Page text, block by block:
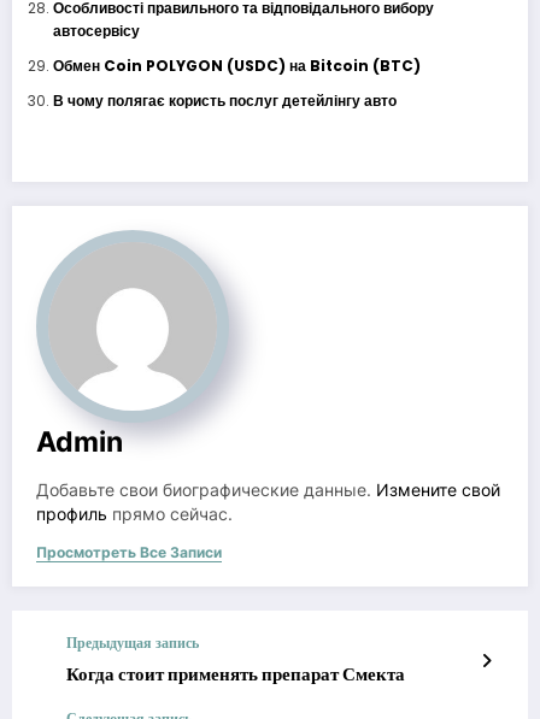
Особливості правильного та відповідального вибору
автосервісу
Обмен Coin POLYGON (USDC) на Bitcoin (BTC)
В чому полягає користь послуг детейлінгу авто
Admin
Добавьте свои биографические данные. Измените свой
профиль прямо сейчас.
Просмотреть Все Записи
Предыдущая запись
Когда стоит применять препарат Смекта